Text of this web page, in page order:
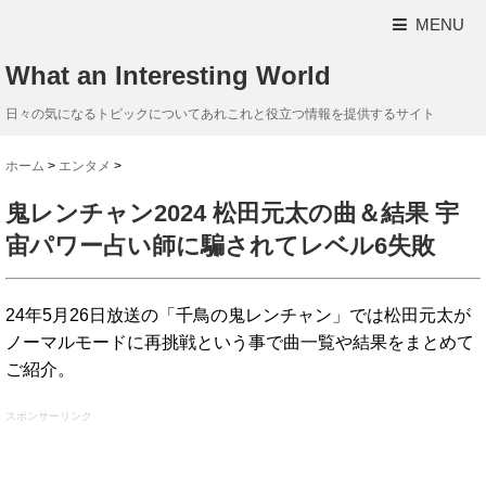
MENU
What an Interesting World
日々の気になるトピックについてあれこれと役立つ情報を提供するサイト
ホーム > エンタメ >
鬼レンチャン2024 松田元太の曲＆結果 宇
宙パワー占い師に騙されてレベル6失敗
24年5月26日放送の「千鳥の鬼レンチャン」では松田元太が
ノーマルモードに再挑戦という事で曲一覧や結果をまとめて
ご紹介。
スポンサーリンク